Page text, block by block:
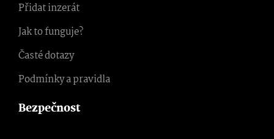
Přidat inzerát
Jak to funguje?
Časté dotazy
Podmínky a pravidla
Bezpečnost